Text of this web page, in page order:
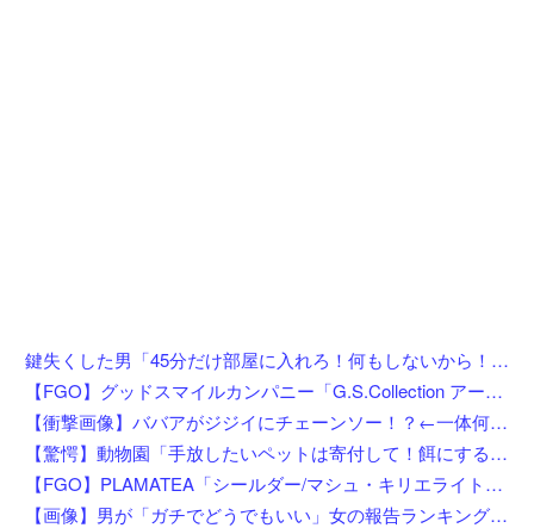
鍵失くした男「45分だけ部屋に入れろ！何もしないから！」→女子大生「無理です（警察呼びます）」→男「熱中症になれってか！使えないな！」完全に不審者で草ｗｗｗ
【FGO】グッドスマイルカンパニー「G.S.Collection アーチャー/バーヴァン・シー 英霊祝装Ver.」【フィギュア化決定】
【衝撃画像】ババアがジジイにチェーンソー！？←一体何があったんやコレw w w w w w w w w
【驚愕】動物園「手放したいペットは寄付して！餌にするから！」←これってどうなん？w w w w w w w w w w
【FGO】PLAMATEA「シールダー/マシュ・キリエライト〔オルテナウス〕」プラモデル【明日先行予約開始】
【画像】男が「ガチでどうでもいい」女の報告ランキング、圧倒的第１位と言えば『コレ』w w w w w w w w w w